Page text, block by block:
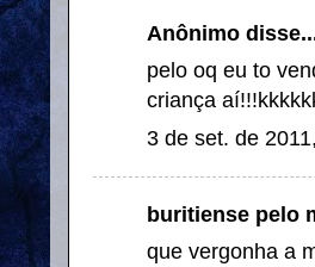
Anônimo
pelo oq eu to
criança
3 de set. de
buritiense pelo
que vergonha a